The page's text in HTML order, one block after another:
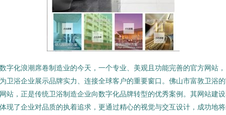
字化浪潮席卷制造业的今天，一个专业、美观且功能完善的官方网站
卫浴企业展示品牌实力、连接全球客户的重要窗口。佛山市富敦卫浴
站，正是传统卫浴制造企业向数字化品牌转型的优秀案例。其网站建
现了企业对品质的执着追求，更通过精心的视觉与交互设计，成功地